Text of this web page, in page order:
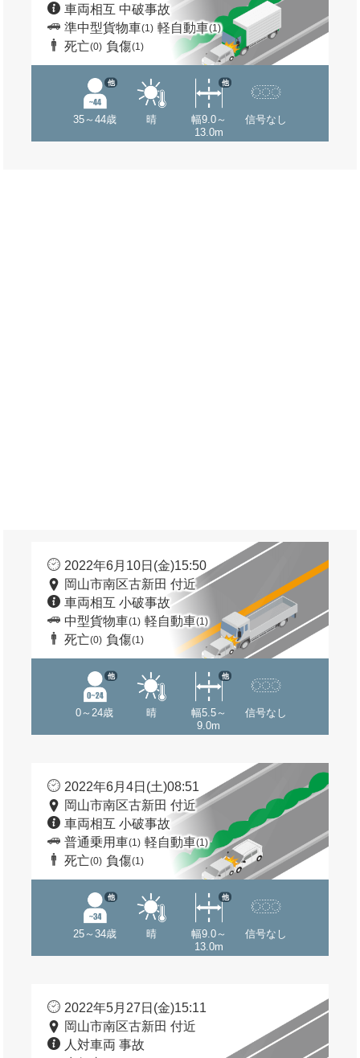
車両相互 中破事故
準中型貨物車(1) 軽自動車(1)
死亡(0) 負傷(1)
35～44歳
他
晴
幅9.0～
13.0m
他
信号なし
2022年6月10日(金)15:50
岡山市南区古新田 付近
車両相互 小破事故
中型貨物車(1) 軽自動車(1)
死亡(0) 負傷(1)
0～24歳
他
晴
幅5.5～
9.0m
他
信号なし
2022年6月4日(土)08:51
岡山市南区古新田 付近
車両相互 小破事故
普通乗用車(1) 軽自動車(1)
死亡(0) 負傷(1)
25～34歳
他
晴
幅9.0～
13.0m
他
信号なし
2022年5月27日(金)15:11
岡山市南区古新田 付近
人対車両 事故